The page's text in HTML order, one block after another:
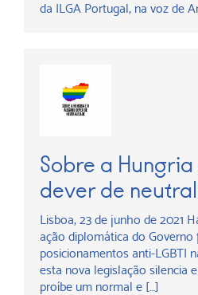
da ILGA Portugal, na voz de
Sobre a
dever de
Lisboa, 23 de junho de 2021
ação diplomática do Governo
posicionamentos anti-LGBTI
esta nova legislação silencia
proíbe um normal e […]